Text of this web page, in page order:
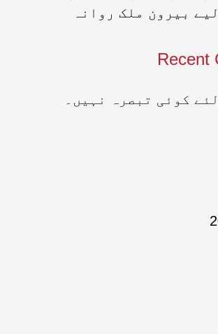
بیرون ملک روانہ
Recent
کوئی تبصرہ نہیں۔